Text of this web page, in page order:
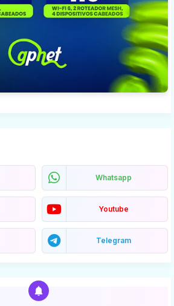
Whatsapp
Youtube
Telegram